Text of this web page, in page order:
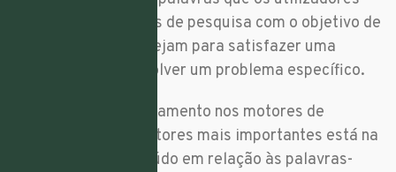
inserem nos motores de pesquisa com o objetivo de
encontrar o que desejam para satisfazer uma
necessidade ou resolver um problema específico.
Para o bom posicionamento nos motores de
pesquisa, um dos fatores mais importantes está na
relevância do conteúdo em relação às palavras-